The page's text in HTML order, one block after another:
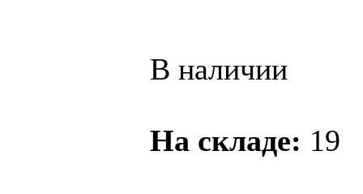
В наличии
На складе: 19